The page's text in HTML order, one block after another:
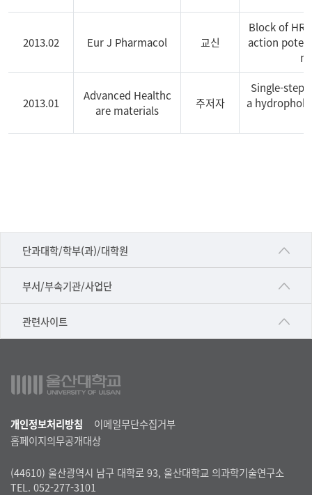
속
구
2013.02 Eur J Pharmacol 교신
Block of
action
2013.01
Advanced Healthc
are materials
주저자
Single-step
a
단과대학/학부(과)/대학원
■인문대학
▷국어국문학부
▷일본어·일본학과
▷프랑스어·프랑스학과
▷역사·문화학과
■사회과학대학
부서/부속기관/사업단
공동기기센터
공학교육혁신센터
국어문화원
기초과학연구소
물리BK 미래혁신응집물질물리인재교육연구단
관련사이트
건강가정지원센터
교수협의회
노동조합
생명윤리위원회
온라인 기술거래 플랫폼
울산대신문
개인정보처리방침
이메일무단수집거부
홈페이지의무공개대상
(44610) 울산광역시 남구 대학로 93, 울산대학교 의과학기술연구소
TEL. 052-277-3101